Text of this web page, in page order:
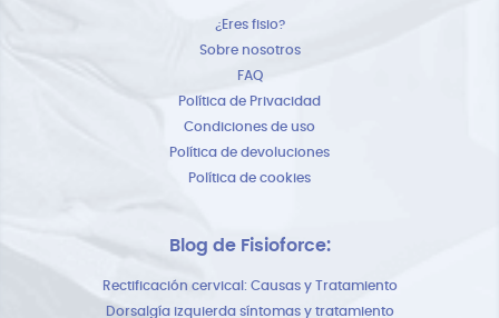
¿Eres fisio?
Sobre nosotros
FAQ
Política de Privacidad
Condiciones de uso
Política de devoluciones
Política de cookies
Blog de Fisioforce:
Rectificación cervical: Causas y Tratamiento
Dorsalgía izquierda síntomas y tratamiento